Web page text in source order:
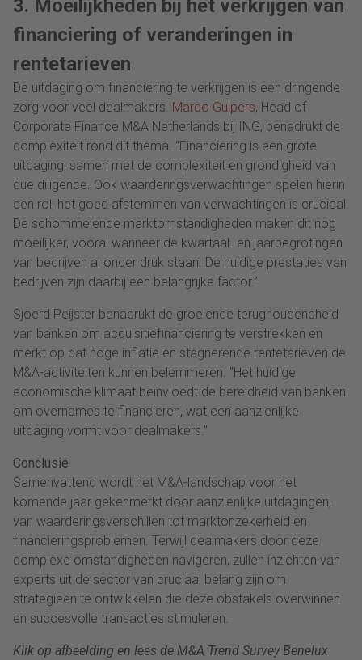
3. Moeilijkheden bij het verkrijgen van
financiering of veranderingen in
rentetarieven
De uitdaging om financiering te verkrijgen is een dringende
zorg voor veel dealmakers. Marco Gulpers, Head of
Corporate Finance M&A Netherlands bij ING, benadrukt de
complexiteit rond dit thema. “Financiering is een grote
uitdaging, samen met de complexiteit en grondigheid van
due diligence. Ook waarderingsverwachtingen spelen hierin
een rol; het goed afstemmen van verwachtingen is cruciaal.
De schommelende marktomstandigheden maken dit nog
moeilijker, vooral wanneer de kwartaal- en jaarbegrotingen
van bedrijven al onder druk staan. De huidige prestaties van
bedrijven zijn daarbij een belangrijke factor.”
Sjoerd Peijster benadrukt de groeiende terughoudendheid
van banken om acquisitiefinanciering te verstrekken en
merkt op dat hoge inflatie en stagnerende rentetarieven de
M&A-activiteiten kunnen belemmeren. “Het huidige
economische klimaat beïnvloedt de bereidheid van banken
om overnames te financieren, wat een aanzienlijke
uitdaging vormt voor dealmakers.”
Conclusie
Samenvattend wordt het M&A-landschap voor het
komende jaar gekenmerkt door aanzienlijke uitdagingen,
van waarderingsverschillen tot marktonzekerheid en
financieringsproblemen. Terwijl dealmakers door deze
complexe omstandigheden navigeren, zullen inzichten van
experts uit de sector van cruciaal belang zijn om
strategieën te ontwikkelen die deze obstakels overwinnen
en succesvolle transacties stimuleren.
Klik op afbeelding en lees de M&A Trend Survey Benelux